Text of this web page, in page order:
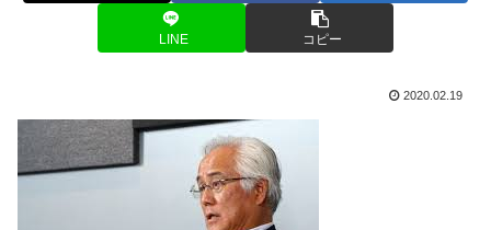
LINE コピー
2020.02.19